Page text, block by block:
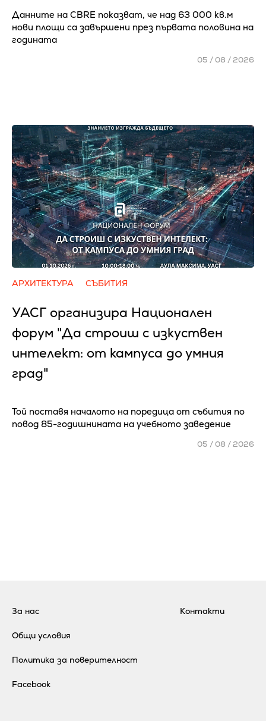
Данните на CBRE показват, че над 63 000 кв.м
нови площи са завършени през първата половина на
годината
05 / 08 / 2026
АРХИТЕКТУРА СЪБИТИЯ
УАСГ организира Национален
форум "Да строиш с изкуствен
интелект: от кампуса до умния
град"
Той поставя началото на поредица от събития по
повод 85-годишнината на учебното заведение
05 / 08 / 2026
За нас
Общи условия
Политика за поверителност
Контакти
Facebook